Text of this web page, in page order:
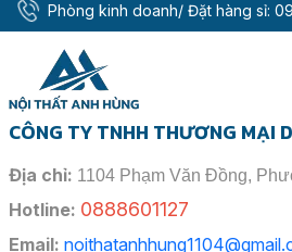
Phòng kinh doanh/ Đặt hàng sỉ:
CÔNG TY TNHH THƯƠNG MẠI
Địa chỉ: 1104 Phạm Văn Đồng,
Hotline: 0888601127
Email: